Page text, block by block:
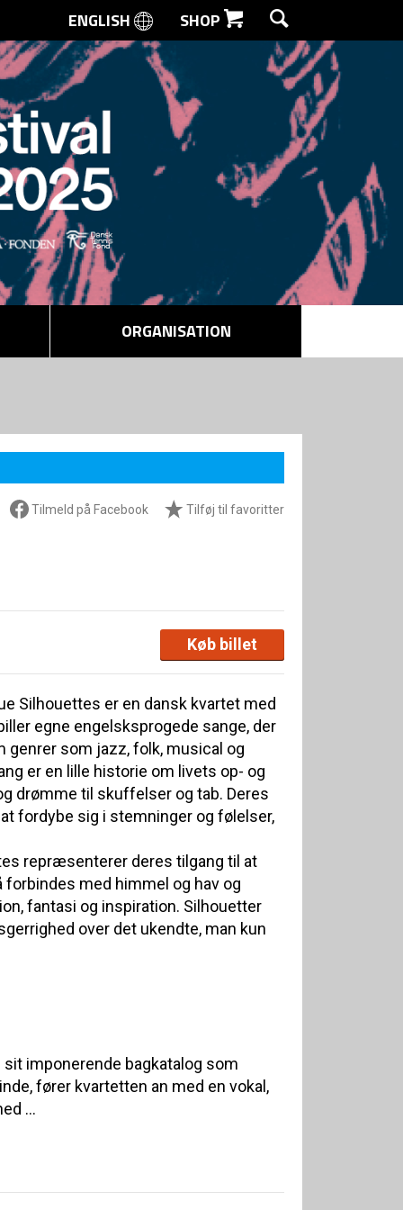
SØG
ENGLISH SHOP
ORGANISATION
Tilmeld på Facebook Tilføj til favoritter
Køb billet
Silhouettes er en dansk kvartet med
egne engelsksprogede sange, der
genrer som jazz, folk, musical og
er en lille historie om livets op- og
drømme til skuffelser og tab. Deres
fordybe sig i stemninger og følelser,
repræsenterer deres tilgang til at
med himmel og hav og
fantasi og inspiration. Silhouetter
over det ukendte, man kun
sit imponerende bagkatalog som
fører kvartetten an med en vokal,
...